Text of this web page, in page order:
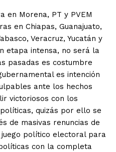
en Morena, PT y PVEM
en Chiapas, Guanajuato,
Veracruz, Yucatán y
etapa intensa, no será la
pasadas es costumbre
es intención
ante los hechos
victoriosos con los
quizás por ello se
de masivas renuncias de
político electoral para
con la completa